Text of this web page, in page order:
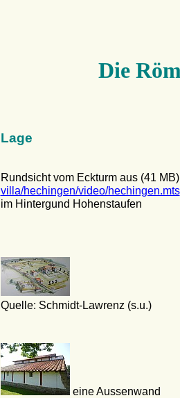
Die
Lage
Rundsicht vom Eckturm aus (41
villa/hechingen/video/hechingen.mts
im Hintergund Hohenstaufen
Quelle: Schmidt-Lawrenz (s.u.)
eine Aussenwand